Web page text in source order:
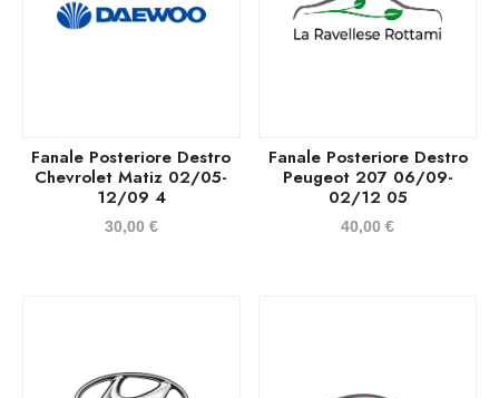
Fanale Posteriore Destro
Chevrolet Matiz 02/05-
12/09 4
30,00 €
Fanale Posteriore Destro
Peugeot 207 06/09-
02/12 05
40,00€